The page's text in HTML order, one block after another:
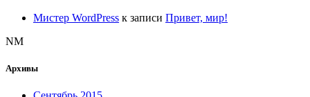
Мистер WordPress к записи Привет, мир!
NM
Архивы